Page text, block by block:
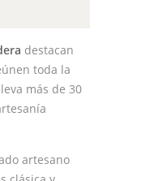
destacan
toda la
más de 30
artesano